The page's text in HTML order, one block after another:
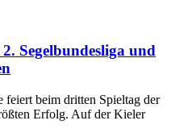
Segelbundesliga und
beim dritten Spieltag der
Erfolg. Auf der Kieler